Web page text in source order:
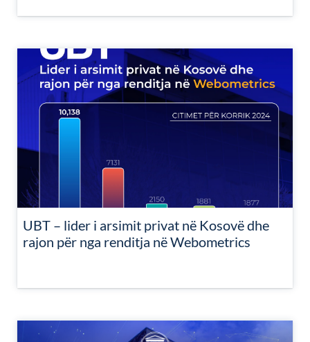
UBT – lider i arsimit privat në Kosovë dhe
rajon për nga renditja në Webometrics